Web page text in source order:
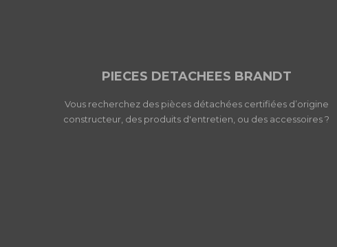
PIECES DETACHEES BRANDT
Vous recherchez des pièces détachées certifiées d’origine
constructeur, des produits d'entretien, ou des accessoires ?